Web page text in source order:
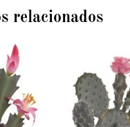
relacionados